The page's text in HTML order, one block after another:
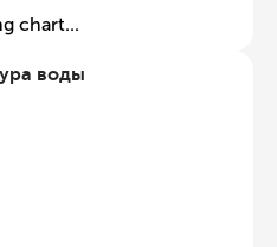
chart...
воды